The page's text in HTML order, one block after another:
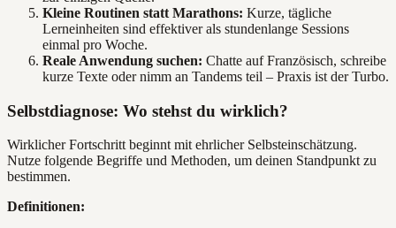
Kleine Routinen statt Marathons: Kurze, tägliche
Lerneinheiten sind effektiver als stundenlange Sessions
einmal pro Woche.
Reale Anwendung suchen: Chatte auf Französisch, schreibe
kurze Texte oder nimm an Tandems teil – Praxis ist der Turbo.
Selbstdiagnose: Wo stehst du wirklich?
Wirklicher Fortschritt beginnt mit ehrlicher Selbsteinschätzung.
Nutze folgende Begriffe und Methoden, um deinen Standpunkt zu
bestimmen.
Definitionen: